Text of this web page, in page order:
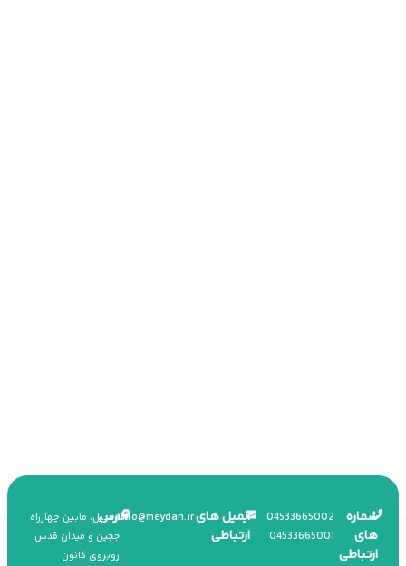
شماره
های
ارتباطی
04533665002
04533665001
ایمیل های
ارتباطی
info@meydan.ir آدرس
اردبیل، مابین چهارراه
ججین و میدان قدس
روبروی کانون